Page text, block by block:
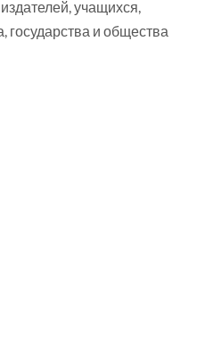
учащихся,
государства и общества